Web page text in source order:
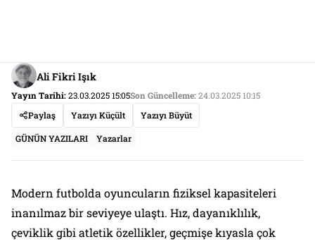
Ali Fikri Işık
Yayın Tarihi:23.03.2025 15:05Son Güncelleme:24.03.2025 10:15
Paylaş
Yazıyı Küçült Yazıyı Büyüt
GÜNÜN YAZILARI Yazarlar
Modern futbolda oyuncuların fiziksel kapasiteleri
inanılmaz bir seviyeye ulaştı. Hız, dayanıklılık,
çeviklik gibi atletik özellikler, geçmişe kıyasla çok